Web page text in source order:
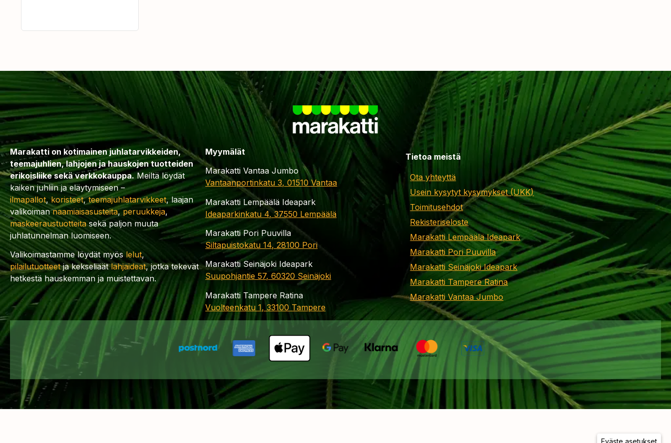
Marakatti on kotimainen juhlatarvikkeiden,
teemajuhlien, lahjojen ja hauskojen tuotteiden
erikoisliike sekä verkkokauppa.Meiltä löydät
kaiken juhliin ja eläytymiseen –
ilmapallot,koristeet,teemajuhlatarvikkeet, laajan
valikoimannaamiaisasusteita,peruukkeja,
maskeeraustuotteitasekä paljon muuta
juhlatunnelman luomiseen.
Valikoimastamme löydät myöslelut,
pilailutuotteetja kekseliäätlahjaideat, jotka tekevät
hetkestä hauskemman ja muistettavan.
Myymälät
Marakatti Vantaa Jumbo
Vantaanportinkatu 3, 01510 Vantaa
Marakatti Lempäälä Ideapark
Ideaparkinkatu 4, 37550 Lempäälä
Marakatti Pori Puuvilla
Siltapuistokatu 14, 28100 Pori
Marakatti Seinäjoki Ideapark
Suupohjantie 57, 60320 Seinäjoki
Marakatti Tampere Ratina
Vuolteenkatu 1, 33100 Tampere
Tietoa meistä
Ota yhteyttä
Usein kysytyt kysymykset (UKK)
Toimitusehdot
Rekisteriseloste
Marakatti Lempäälä Ideapark
Marakatti Pori Puuvilla
Marakatti Seinäjoki Ideapark
Marakatti Tampere Ratina
Marakatti Vantaa Jumbo
Eväste asetukset